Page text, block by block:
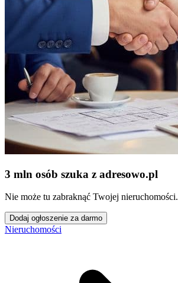
3 mln osób szuka z adresowo.pl
Nie może tu zabraknąć Twojej nieruchomości.
Dodaj ogłoszenie za darmo
Nieruchomości